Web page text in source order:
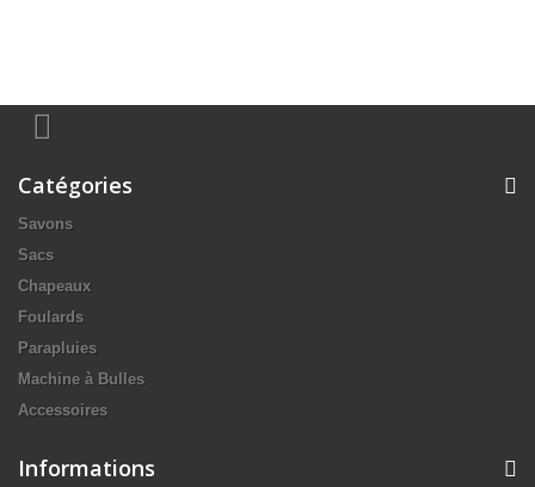
Catégories
Savons
Sacs
Chapeaux
Foulards
Parapluies
Machine à Bulles
Accessoires
Informations